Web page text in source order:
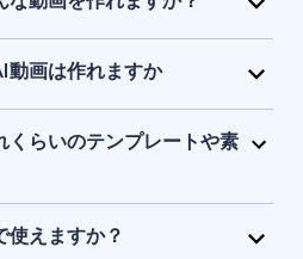
プラットフォーム側がビジュ
を処理します。デザインや動
ありません。
ティング動画、解説動画、
画、教育用コンテンツ、
成画像やアニメーションな
ション動画・実写動画のど
動画は作れますか
成系AIは、テキストやアイ
ます。AI生成アニメーショ
AI生成画像などを使った動
らいのテンプレートや素
におよぶ事前デザイン済み
なストック動画、画像、音
えますか？